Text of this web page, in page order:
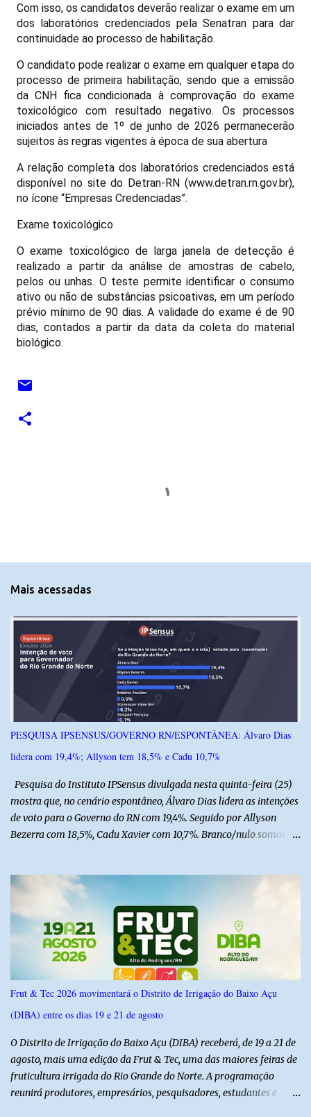
Com isso, os candidatos deverão realizar o exame em um
dos laboratórios credenciados pela Senatran para dar
continuidade ao processo de habilitação.
O candidato pode realizar o exame em qualquer etapa do
processo de primeira habilitação, sendo que a emissão
da CNH fica condicionada à comprovação do exame
toxicológico com resultado negativo. Os processos
iniciados antes de 1º de junho de 2026 permanecerão
sujeitos às regras vigentes à época de sua abertura
A relação completa dos laboratórios credenciados está
disponível no site do Detran-RN (www.detran.rn.gov.br),
no ícone “Empresas Credenciadas”.
Exame toxicológico
O exame toxicológico de larga janela de detecção é
realizado a partir da análise de amostras de cabelo,
pelos ou unhas. O teste permite identificar o consumo
ativo ou não de substâncias psicoativas, em um período
prévio mínimo de 90 dias. A validade do exame é de 90
dias, contados a partir da data da coleta do material
biológico.
n
r
i
o
Mais acessadas
PESQUISA IPSENSUS/GOVERNO RN/ESPONTÂNEA: Álvaro Dias
lidera com 19,4%; Allyson tem 18,5% e Cadu 10,7%
Pesquisa do Instituto IPSensus divulgada nesta quinta-feira (25)
mostra que, no cenário espontâneo, Álvaro Dias lidera as intenções
de voto para o Governo do RN com 19,4%. Seguido por Allyson
Bezerra com 18,5%, Cadu Xavier com 10,7%. Branco/nulo somaram
do Norte entre os dias 18 e 22 de junho de 2026. O levantamento
possui margem de erro de 2,5 pontos percentuais e nível de
confiança de 95%. Registro no TSE: RN-09520/2026
Frut & Tec 2026 movimentará o Distrito de Irrigação do Baixo Açu
(DIBA) entre os dias 19 e 21 de agosto
O Distrito de Irrigação do Baixo Açu (DIBA) receberá, de 19 a 21 de
agosto, mais uma edição da Frut & Tec, uma das maiores feiras de
fruticultura irrigada do Rio Grande do Norte. A programação
reunirá produtores, empresários, pesquisadores, estudantes e